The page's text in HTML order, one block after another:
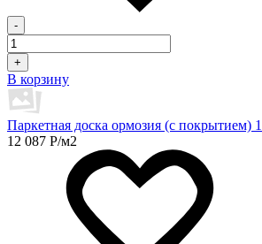
-
+
В корзину
Паркетная доска ормозия (с покрытием)
12 087 Р/м2